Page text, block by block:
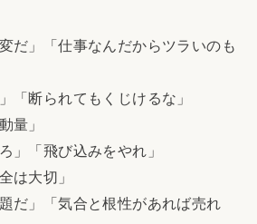
だ」「仕事なんだからツラいのも
「断られてもくじけるな」
量」
」「飛び込みをやれ」
は大切」
だ」「気合と根性があれば売れ